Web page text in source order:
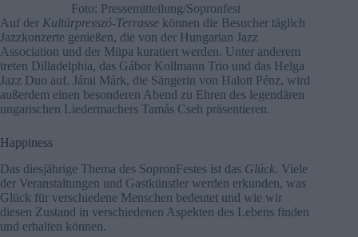
Foto: Pressemitteilung/Sopronfest
Auf der Kultúrpresszó-Terrasse können die Besucher täglich
Jazzkonzerte genießen, die von der Hungarian Jazz
Association und der Müpa kuratiert werden. Unter anderem
treten Dilladelphia, das Gábor Kollmann Trio und das Helga
Jazz Duo auf. Járai Márk, die Sängerin von Halott Pénz, wird
außerdem einen besonderen Abend zu Ehren des legendären
ungarischen Liedermachers Tamás Cseh präsentieren.
Happiness
Das diesjährige Thema des SopronFestes ist das Glück. Viele
der Veranstaltungen und Gastkünstler werden erkunden, was
Glück für verschiedene Menschen bedeutet und wie wir
diesen Zustand in verschiedenen Aspekten des Lebens finden
und erhalten können.